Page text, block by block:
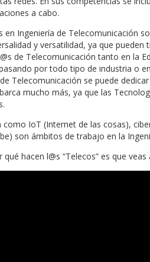
a cabo.
en Ingeniería de Telecomunicación
y versatilidad, ya que
de Telecomunicación tanto en la
por todo tipo de industria o
Telecomunicación se puede
mucho más, ya que las
IoT (Internet de las cosas),
son ámbitos de trabajo en la
hacen l@s “Telecos” es que